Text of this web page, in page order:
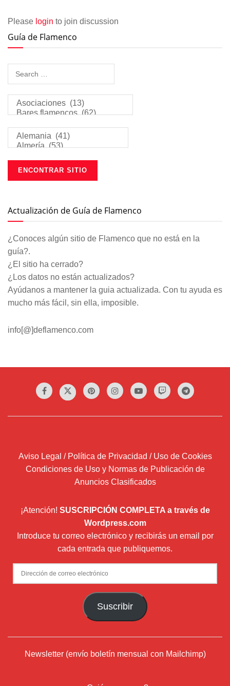
Please login to join discussion
Guía de Flamenco
Actualización de Guía de Flamenco
¿Conoces algún sitio de Flamenco que no está en la
guía?.
¿El sitio ha cerrado?
¿Los datos no están actualizados?
Ayúdanos a mantener la guia actualizada. Con tu ayuda es
mucho más fácil, sin ella, imposible.
info[@]deflamenco.com
Aviso Legal / Política de Privacidad / Uso de Cookies
Condiciones de Uso y Normas de Publicación de
Anuncios Clasificados
¡Atención! SUSCRIPCIÓN COMPLETA a través de
Wordpress.com
Introduce tu correo electrónico y recibirás un email por
cada entrada que publiquemos.
Dirección
de
Suscribir
Newsletter (envío boletín mensual con Mailchimp)